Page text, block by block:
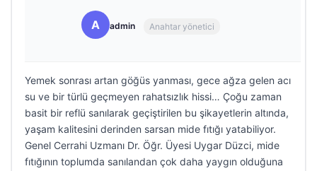
A admin Anahtar yönetici
Yemek sonrası artan göğüs yanması, gece ağza gelen acı
su ve bir türlü geçmeyen rahatsızlık hissi… Çoğu zaman
basit bir reflü sanılarak geçiştirilen bu şikayetlerin altında,
yaşam kalitesini derinden sarsan mide fıtığı yatabiliyor.
Genel Cerrahi Uzmanı Dr. Öğr. Üyesi Uygar Düzci, mide
fıtığının toplumda sanılandan çok daha yaygın olduğuna